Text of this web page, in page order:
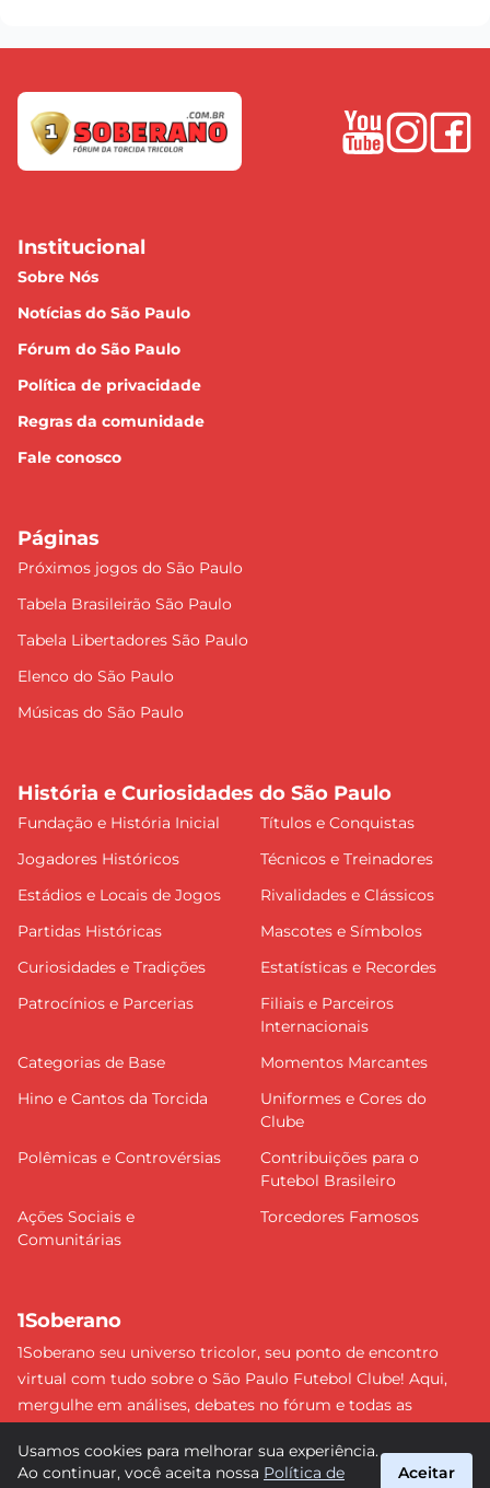
Institucional
Sobre Nós
Notícias do São Paulo
Fórum do São Paulo
Política de privacidade
Regras da comunidade
Fale conosco
Páginas
Próximos jogos do São Paulo
Tabela Brasileirão São Paulo
Tabela Libertadores São Paulo
Elenco do São Paulo
Músicas do São Paulo
História e Curiosidades do São Paulo
Fundação e História Inicial
Títulos e Conquistas
Jogadores Históricos
Técnicos e Treinadores
Estádios e Locais de Jogos
Rivalidades e Clássicos
Partidas Históricas
Mascotes e Símbolos
Curiosidades e Tradições
Estatísticas e Recordes
Patrocínios e Parcerias
Filiais e Parceiros
Internacionais
Categorias de Base
Momentos Marcantes
Hino e Cantos da Torcida
Uniformes e Cores do
Clube
Polêmicas e Controvérsias
Contribuições para o
Futebol Brasileiro
Ações Sociais e
Comunitárias
Torcedores Famosos
1Soberano
1Soberano seu universo tricolor, seu ponto de encontro
virtual com tudo sobre o São Paulo Futebol Clube! Aqui,
mergulhe em análises, debates no fórum e todas as
detalhe e faça parte dessa comunidade apaixonada pelo
tricolor paulista. #SPFC #SãoPaulo #1Soberano
Usamos cookies para melhorar sua experiência.
Ao continuar, você aceita nossa Política de
Aceitar